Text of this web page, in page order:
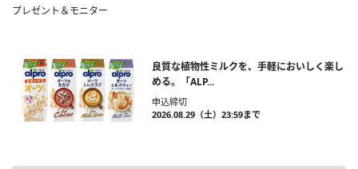
プレゼント＆モニター
良質な植物性ミルクを、手軽においしく楽し
める。「ALP...
申込締切
2026.08.29（土）23:59まで